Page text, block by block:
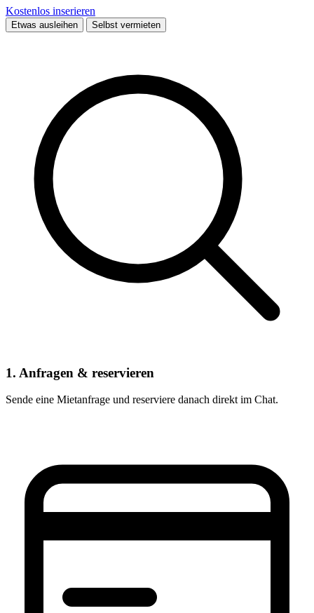
Kostenlos inserieren
Etwas ausleihen Selbst vermieten
1. Anfragen & reservieren
Sende eine Mietanfrage und reserviere danach direkt im Chat.